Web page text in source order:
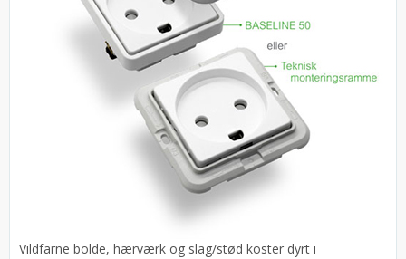
Vildfarne bolde, hærværk og slag/stød koster dyrt i